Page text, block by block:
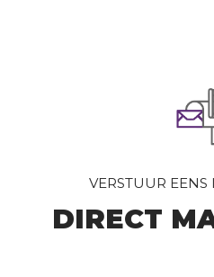
VERSTUUR EENS
DIRECT